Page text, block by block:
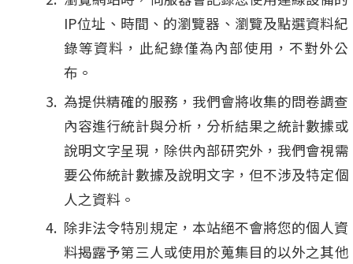
IP位址、時間、的瀏覽器、瀏覽及點選資料紀
錄等資料，此紀錄僅為內部使用，不對外公
布。
為提供精確的服務，我們會將收集的問卷調查
內容進行統計與分析，分析結果之統計數據或
說明文字呈現，除供內部研究外，我們會視需
要公佈統計數據及說明文字，但不涉及特定個
人之資料。
除非法令特別規定，本站絕不會將您的個人資
料揭露予第三人或使用於蒐集目的以外之其他